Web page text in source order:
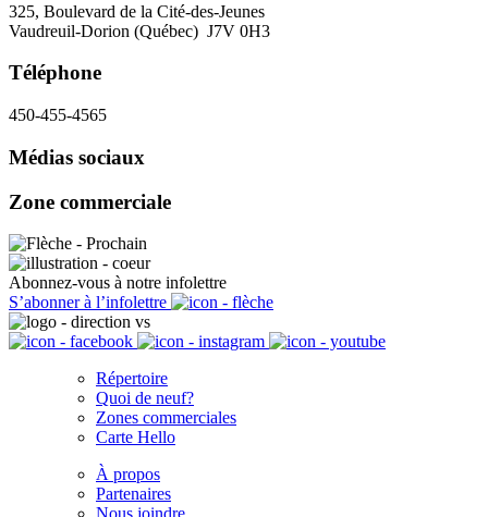
325, Boulevard de la Cité-des-Jeunes
Vaudreuil-Dorion (Québec) J7V 0H3
Téléphone
450-455-4565
Médias sociaux
Zone commerciale
Abonnez-vous à notre infolettre
S’abonner à l’infolettre
Répertoire
Quoi de neuf?
Zones commerciales
Carte Hello
À propos
Partenaires